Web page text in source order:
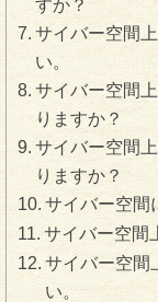
すか？
サイバー空間
い。
サイバー空間
りますか？
サイバー空間
りますか？
サイバー空間
サイバー空間
サイバー空間
い。